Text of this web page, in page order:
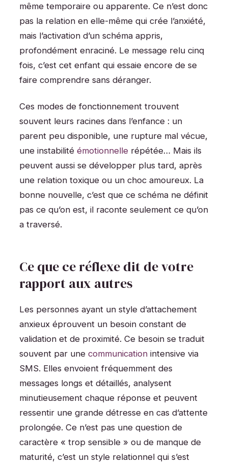
même temporaire ou apparente. Ce n’est donc
pas la relation en elle-même qui crée l’anxiété,
mais l’activation d’un schéma appris,
profondément enraciné. Le message relu cinq
fois, c’est cet enfant qui essaie encore de se
faire comprendre sans déranger.
Ces modes de fonctionnement trouvent
souvent leurs racines dans l’enfance : un
parent peu disponible, une rupture mal vécue,
une instabilité émotionnelle répétée… Mais ils
peuvent aussi se développer plus tard, après
une relation toxique ou un choc amoureux. La
bonne nouvelle, c’est que ce schéma ne définit
pas ce qu’on est, il raconte seulement ce qu’on
a traversé.
Ce que ce réflexe dit de votre
rapport aux autres
Les personnes ayant un style d’attachement
anxieux éprouvent un besoin constant de
validation et de proximité. Ce besoin se traduit
souvent par une communication intensive via
SMS. Elles envoient fréquemment des
messages longs et détaillés, analysent
minutieusement chaque réponse et peuvent
ressentir une grande détresse en cas d’attente
prolongée. Ce n’est pas une question de
caractère « trop sensible » ou de manque de
maturité, c’est un style relationnel qui s’est